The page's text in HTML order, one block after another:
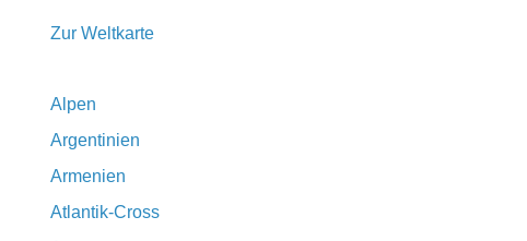
Zur Weltkarte
Alpen
Argentinien
Armenien
Atlantik-Cross